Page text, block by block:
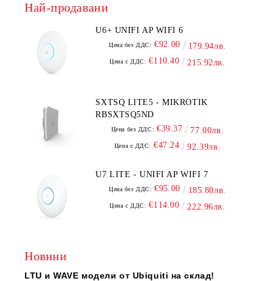
Най-продавани
U6+ UNIFI AP WIFI 6
Цена без ДДС: €92.00 179.94лв.
Цена с ДДС: €110.40 215.92лв.
SXTSQ LITE5 - MIKROTIK
RBSXTSQ5ND
Цена без ДДС: €39.37 77.00лв.
Цена с ДДС: €47.24 92.39лв.
U7 LITE - UNIFI AP WIFI 7
Цена без ДДС: €95.00 185.80лв.
Цена с ДДС: €114.00 222.96лв.
Новини
LTU и WAVE модели от Ubiquiti на склад!